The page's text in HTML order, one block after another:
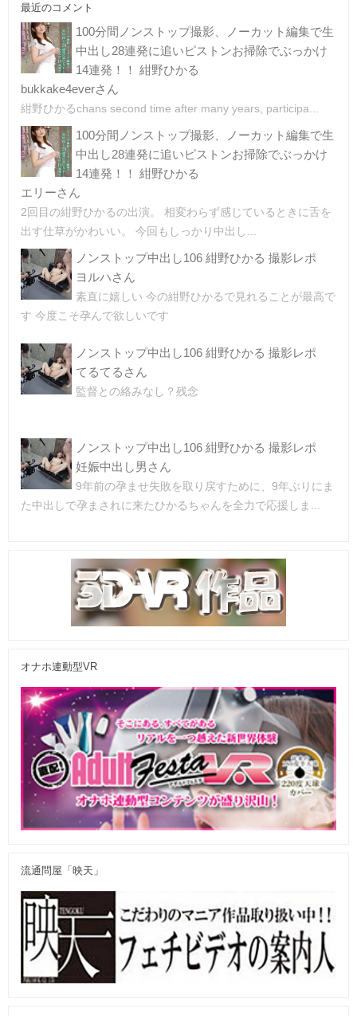
最近のコメント
100分間ノンストップ撮影、ノーカット編集で生
中出し28連発に追いピストンお掃除でぶっかけ
14連発！！ 紺野ひかる
bukkake4everさん
紺野ひかるchans second time after many years, participa...
100分間ノンストップ撮影、ノーカット編集で生
中出し28連発に追いピストンお掃除でぶっかけ
14連発！！ 紺野ひかる
エリーさん
2回目の紺野ひかるの出演。 相変わらず感じているときに舌を
出す仕草がかわいい。 今回もしっかり中出し...
ノンストップ中出し106 紺野ひかる 撮影レポ
ヨルハさん
素直に嬉しい 今の紺野ひかるで見れることが最高で
す 今度こそ孕んで欲しいです
ノンストップ中出し106 紺野ひかる 撮影レポ
てるてるさん
監督との絡みなし？残念
ノンストップ中出し106 紺野ひかる 撮影レポ
妊娠中出し男さん
9年前の孕ませ失敗を取り戻すために、9年ぶりにま
た中出しで孕まされに来たひかるちゃんを全力で応援しま...
オナホ連動型VR
流通問屋「映天」